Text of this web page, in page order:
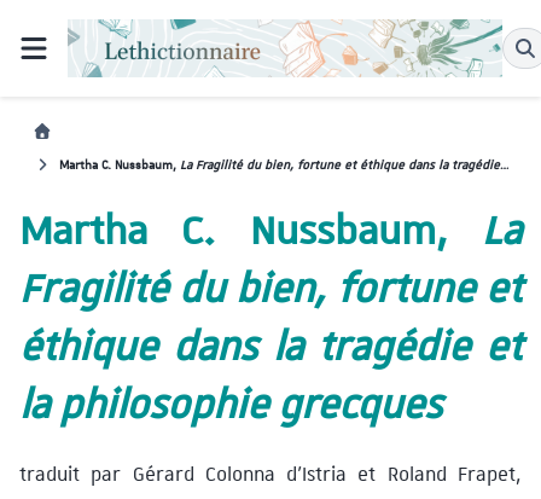
Martha C. Nussbaum, La Fragilité du bien, fortune et éthique dans la tragédie et la philosophie grecques
Martha C. Nussbaum, La
Fragilité du bien, fortune et
éthique dans la tragédie et
la philosophie grecques
traduit par Gérard Colonna d’Istria et Roland Frapet,